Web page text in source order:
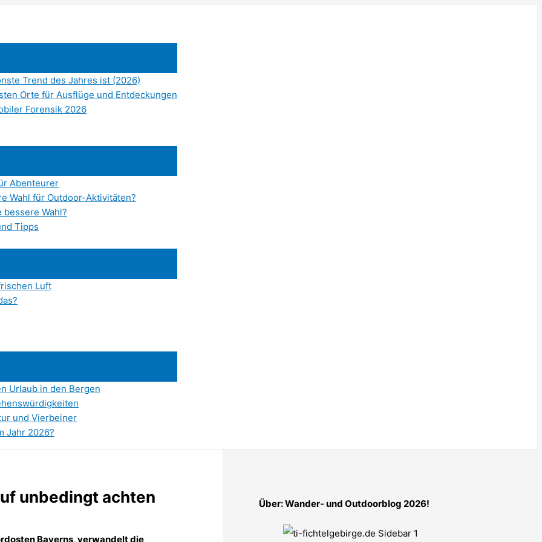
Trend des Jahres ist (2026)
Orte für Ausflüge und Entdeckungen
Forensik 2026
Abenteurer
Wahl für Outdoor-Aktivitäten?
Wahl?
Tipps
Luft
Urlaub in den Bergen
und Vierbeiner
Jahr 2026?
unbedingt achten
Bayerns, verwandelt die
Über: Wander- und Outdoorblog 2026!